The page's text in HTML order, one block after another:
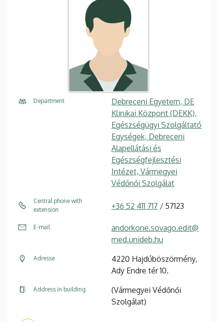
Department
Debreceni Egyetem, DE
Klinikai Központ (DEKK),
Egészségügyi Szolgáltató
Egységek, Debreceni
Alapellátási és
Egészségfejlesztési
Intézet, Vármegyei
Védőnői Szolgálat
Central phone with
extension
+36 52 411 717 / 57123
E-mail
andorkone.sovago.edit@
med.unideb.hu
Adresse
4220 Hajdúböszörmény,
Ady Endre tér 10.
Address in building
(Vármegyei Védőnői
Szolgálat)